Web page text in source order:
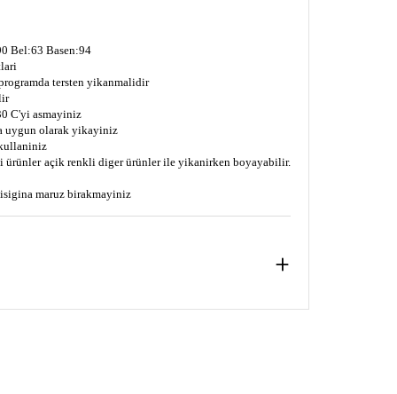
Bel:63 Basen:94
tersten yikanmalidir
C'yi asmayiniz
uygun olarak yikayiniz
ürünler açik renkli diger ürünler ile yikanirken boyayabilir.
maruz birakmayiniz